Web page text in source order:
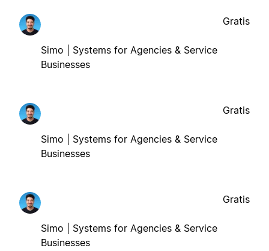
Simo | Systems for Agencies & Service
Businesses
Gratis
Simo | Systems for Agencies & Service
Businesses
Gratis
Simo | Systems for Agencies & Service
Businesses
Gratis